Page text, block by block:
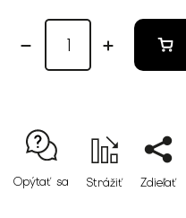
Opýtať sa Strážiť Zdieľať